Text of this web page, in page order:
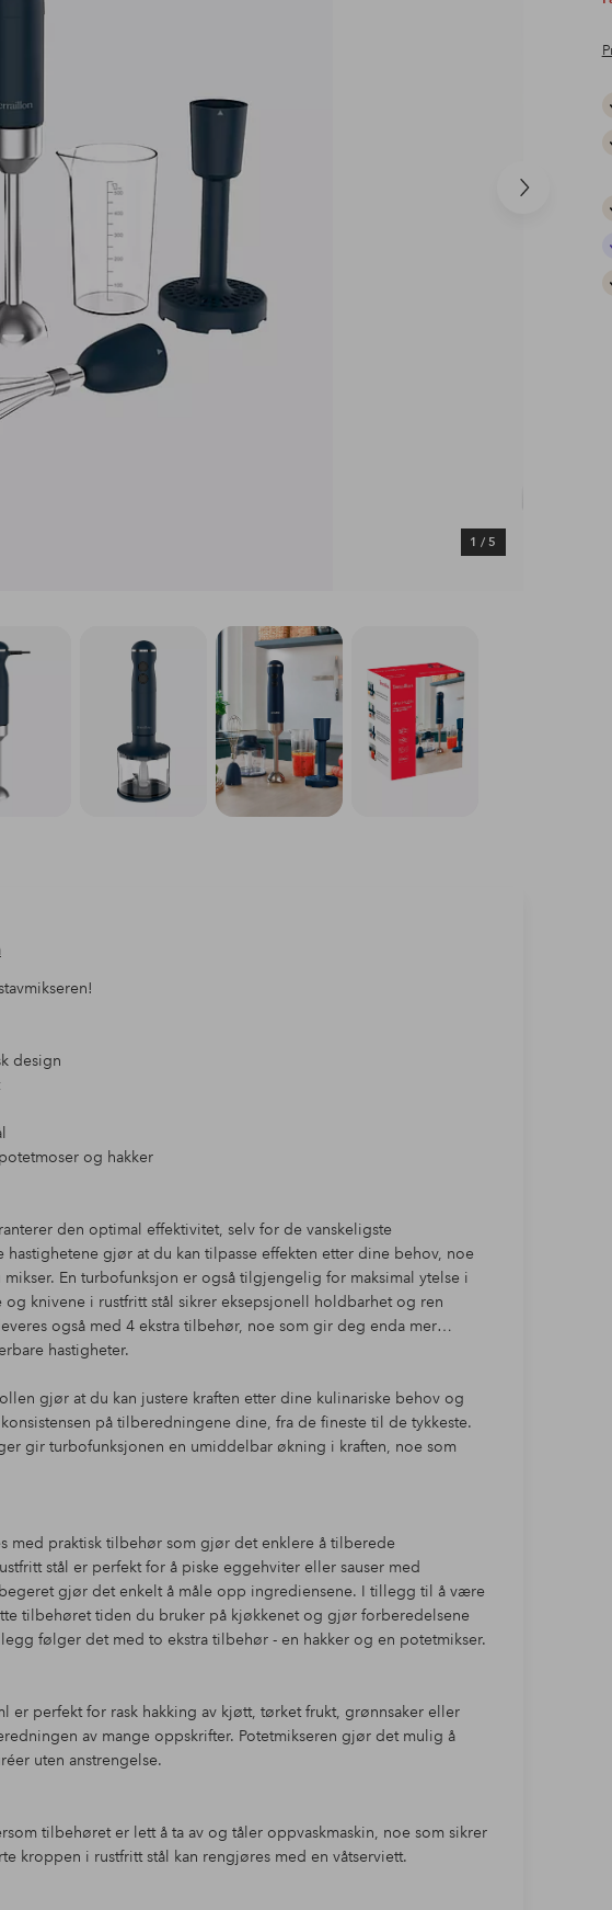
Neste
1 / 5
design
og hakker
den optimal effektivitet, selv for de vanskeligste
hastighetene gjør at du kan tilpasse effekten etter dine behov, noe
En turbofunksjon er også tilgjengelig for maksimal ytelse i
og knivene i rustfritt stål sikrer eksepsjonell holdbarhet og ren
også med 4 ekstra tilbehør, noe som gir deg enda mer
hastigheter.
gjør at du kan justere kraften etter dine kulinariske behov og
på tilberedningene dine, fra de fineste til de tykkeste.
gir turbofunksjonen en umiddelbar økning i kraften, noe som
med praktisk tilbehør som gjør det enklere å tilberede
stål er perfekt for å piske eggehviter eller sauser med
gjør det enkelt å måle opp ingrediensene. I tillegg til å være
tilbehøret tiden du bruker på kjøkkenet og gjør forberedelsene
følger det med to ekstra tilbehør - en hakker og en potetmikser.
er perfekt for rask hakking av kjøtt, tørket frukt, grønnsaker eller
av mange oppskrifter. Potetmikseren gjør det mulig å
uten anstrengelse.
tilbehøret er lett å ta av og tåler oppvaskmaskin, noe som sikrer
kroppen i rustfritt stål kan rengjøres med en våtserviett.